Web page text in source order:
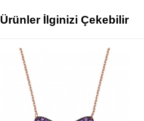
İlginizi Çekebilir